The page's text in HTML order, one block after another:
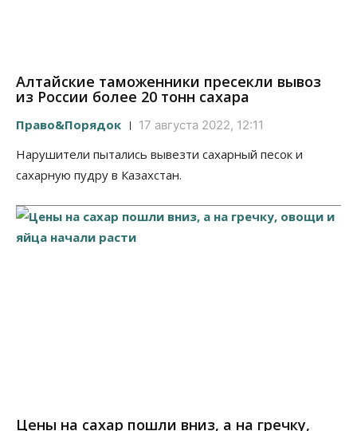
Алтайские таможенники пресекли вывоз
из России более 20 тонн сахара
Право&Порядок 17 августа 2022, 12:11
Нарушители пытались вывезти сахарный песок и
сахарную пудру в Казахстан.
Цены на сахар пошли вниз, а на гречку,